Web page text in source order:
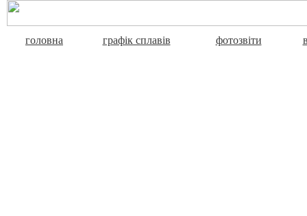
головна графік сплавів фотозвіти